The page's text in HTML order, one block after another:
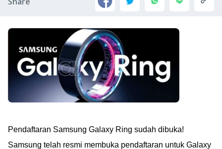
Pendaftaran Samsung Galaxy Ring sudah dibuka!
Samsung telah resmi membuka pendaftaran untuk Galaxy